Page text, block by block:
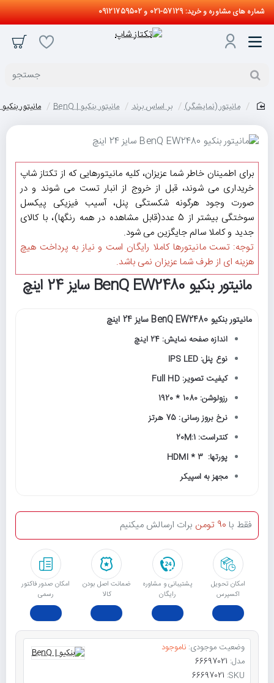
شماره های مشاوره و خرید: 57129-021 و 09121759502
جستجو
مانیتور (نمایشگر) بر اساس برند مانیتور بنکیو | BenQ مانیتور بنکیو BenQ EW2480 سایز 24 اینچ
برای اطمینان خاطر شما عزیزان، کلیه مانیتورهایی که از تکتاز شاپ
خریداری می شوند، قبل از خروج از انبار تست می شوند و در
صورت وجود هرگونه شکستگی پنل، آسیب فیزیکی پیکسل
سوختگی بیشتر از 5 عدد(قابل مشاهده در همه رنگها)، با کالای
جدید و کاملا سالم جایگزین می شود.
توجه: تست مانیتورها کاملا رایگان است و نیاز به پرداخت هیچ
هزینه ای از طرف شما عزیزان نمی باشد.
مانیتور بنکیو BenQ EW2480 سایز 24 اینچ
مانیتور بنکیو BenQ EW2480 سایز 24 اینچ
اندازه صفحه نمایش: 24 اینچ
نوع پنل: IPS LED
کیفیت تصویر: Full HD
رزولوشن: 1080 * 1920
نرخ بروز رسانی: 75 هرتز
کنتراست: 20M:1
پورتها: HDMI * 3
مجهز به اسپیکر
امکان تحویل
اکسپرس
پشتیبانی و مشاوره
رایگان
ﺿﻤﺎﻧﺖ اﺻﻞ ﺑﻮدن
ﮐﺎﻟﺎ
امکان صدور فاکتور
رسمی
فقط با 90 تومن برات ارسالش میکنیم
وضعیت موجودی: ناموجود
مدل: 66697021
SKU:
66697021